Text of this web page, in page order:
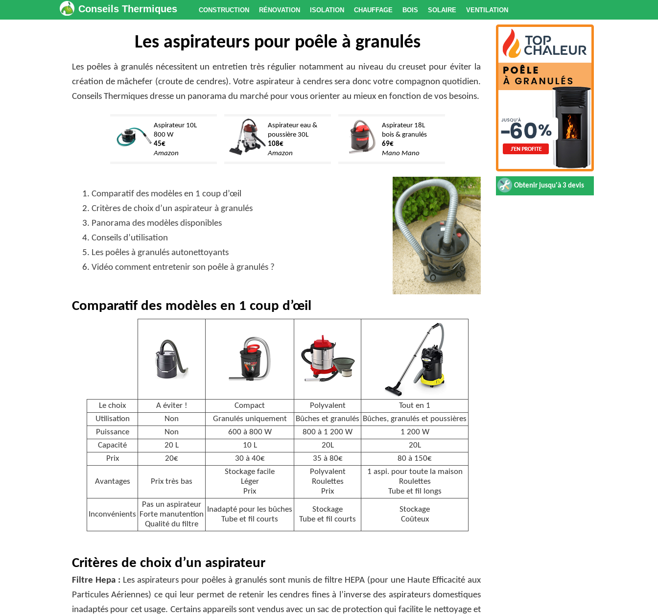
Conseils Thermiques Construction Rénovation Isolation Chauffage Bois Solaire Ventilation
Obtenir jusqu'à 3 devis
Les aspirateurs pour poêle à granulés
Les poêles à granulés nécessitent un entretien très régulier notamment au niveau du creuset pour éviter la
création de mâchefer (croute de cendres). Votre aspirateur à cendres sera donc votre compagnon quotidien.
Conseils Thermiques dresse un panorama du marché pour vous orienter au mieux en fonction de vos besoins.
Aspirateur 10L
800 W
45€
Amazon
Aspirateur eau &
poussière 30L
108€
Amazon
Aspirateur 18L
bois & granulés
69€
Mano Mano
Comparatif des modèles en 1 coup d’œil
Critères de choix d’un aspirateur à granulés
Panorama des modèles disponibles
Conseils d’utilisation
Les poêles à granulés autonettoyants
Vidéo comment entretenir son poêle à granulés ?
Comparatif des modèles en 1 coup d’œil
Le choix A éviter ! Compact Polyvalent
Tout en 1
Utilisation
Non Granulés uniquement Bûches et granulés Bûches, granulés et poussières
Puissance
Non 600 à 800 W 800 à 1 200 W
1 200 W
Capacité
20 L 10 L 20L
20L
Prix
20€ 30 à 40€ 35 à 80€ 80 à 150€
Avantages Prix très bas
Stockage facile
Léger
Prix
Polyvalent
Roulettes
Prix
1 aspi. pour toute la maison
Roulettes
Tube et fil longs
Inconvénients
Pas un aspirateur
Forte manutention
Qualité du filtre
Inadapté pour les bûches
Tube et fil courts
Stockage
Tube et fil courts
Stockage
Coûteux
Critères de choix d’un aspirateur
Filtre Hepa : Les aspirateurs pour poêles à granulés sont munis de filtre HEPA (pour une Haute Efficacité aux
Particules Aériennes) ce qui leur permet de retenir les cendres fines à l’inverse des aspirateurs domestiques
inadaptés pour cet usage. Certains appareils sont vendus avec un sac de protection qui facilite le nettoyage et